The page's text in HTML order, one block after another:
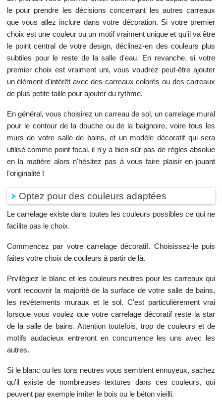
le pour prendre les décisions concernant les autres carreaux
que vous allez inclure dans votre décoration. Si votre premier
choix est une couleur ou un motif vraiment unique et qu'il va être
le point central de votre design, déclinez-en des couleurs plus
subtiles pour le reste de la salle d'eau. En revanche, si votre
premier choix est vraiment uni, vous voudrez peut-être ajouter
un élément d'intérêt avec des carreaux colorés ou des carreaux
de plus petite taille pour ajouter du rythme.
En général, vous choisirez un carreau de sol, un carrelage mural
pour le contour de la douche ou de la baignoire, voire tous les
murs de votre salle de bains, et un modèle décoratif qui sera
utilisé comme point focal. il n'y a bien sûr pas de règles absolue
en la matière alors n'hésitez pas à vous faire plaisir en jouant
l'originalité !
Optez pour des couleurs adaptées
Le carrelage existe dans toutes les couleurs possibles ce qui ne
facilite pas le choix.
Commencez par votre carrelage décoratif. Choisissez-le puis
faites votre choix de couleurs à partir de là.
Prvilégiez le blanc et les couleurs neutres pour les carreaux qui
vont recouvrir la majorité de la surface de votre salle de bains,
les revêtements muraux et le sol. C'est particulièrement vrai
lorsque vous voulez que votre carrelage décoratif reste la star
de la salle de bains. Attention toutefois, trop de couleurs et de
motifs audacieux entreront en concurrence les uns avec les
autres.
Si le blanc ou les tons neutres vous semblent ennuyeux, sachez
qu'il existe de nombreuses textures dans ces couleurs, qui
peuvent par exemple imiter le bois ou le béton vieilli.